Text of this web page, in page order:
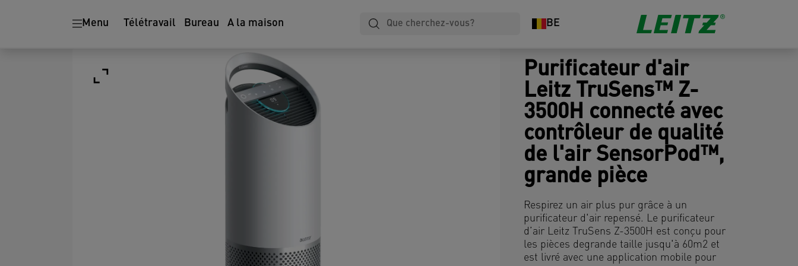
Menu Télétravail Bureau A la maison BE
Purificateur d'air
Leitz TruSens™ Z-
3500H connecté avec
contrôleur de qualité
de l'air SensorPod™,
grande pièce
Respirez un air plus pur grâce à un
purificateur d'air repensé. Le purificateur
d’air Leitz TruSens Z-3500H est conçu pour
les pièces degrande taille jusqu'à 60m2 et
est livré avec une application mobile pour